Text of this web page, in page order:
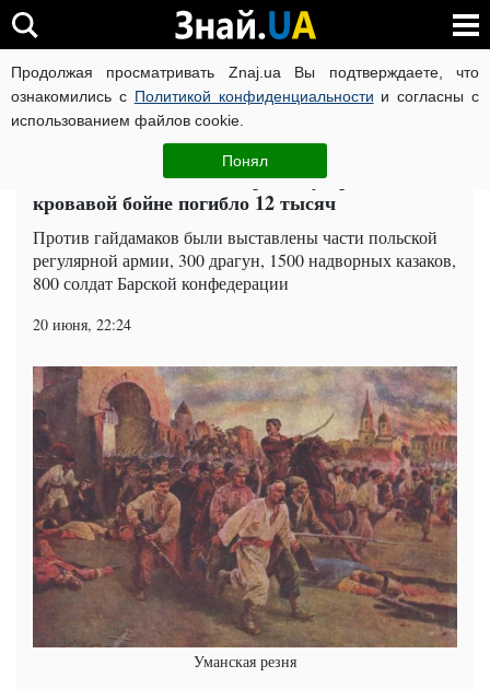
Продолжая просматривать Znaj.ua Вы подтверждаете, что
ознакомились с Политикой конфиденциальности и согласны с
использованием файлов cookie.
Понял
ВОЙНА РОССИИ ПРОТИВ УКРАИНЫ КОРОНАВИРУС В
ЧИТАТИ УКРАЇНСЬКОЮ
Как гайдамаки в Умани резню устроили: в
кровавой бойне погибло 12 тысяч
Против гайдамаков были выставлены части польской
регулярной армии, 300 драгун, 1500 надворных казаков,
800 солдат Барской конфедерации
20 июня, 22:24
Уманская резня